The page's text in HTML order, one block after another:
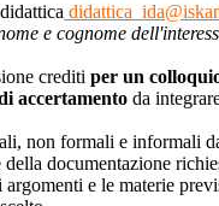
didattica
e cognome
crediti per un
accertamento da
non formali e informali
documentazione
e le materie